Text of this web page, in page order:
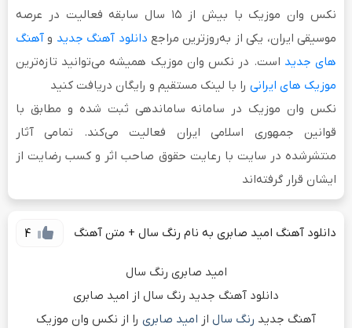
نکس وان موزیک با بیش از ۱۵ سال سابقه فعالیت
در عرصه
موسیقی ایران، یکی از به‌روزترین مراجع دانلود آهنگ جدید و آهنگ
های جدید است. در نکس وان موزیک همیشه می‌توانید تازه‌ترین
موزیک های ایرانی را با لینک مستقیم و رایگان دریافت کنید
نکس وان موزیک در سامانه ساماندهی ثبت شده و مطابق با
قوانین جمهوری اسلامی ایران فعالیت می‌کند. تمامی آثار
منتشرشده در سایت با رعایت حقوق صاحب اثر و کسب رضایت از
ایشان قرار گرفته‌اند
4 دانلود آهنگ امید صابری به نام رنگ سال + متن آهنگ
امید صابری رنگ سال
دانلود آهنگ جدید رنگ سال از امید صابری
آهنگ جدید رنگ سال از امید صابری را از نکس وان موزیک